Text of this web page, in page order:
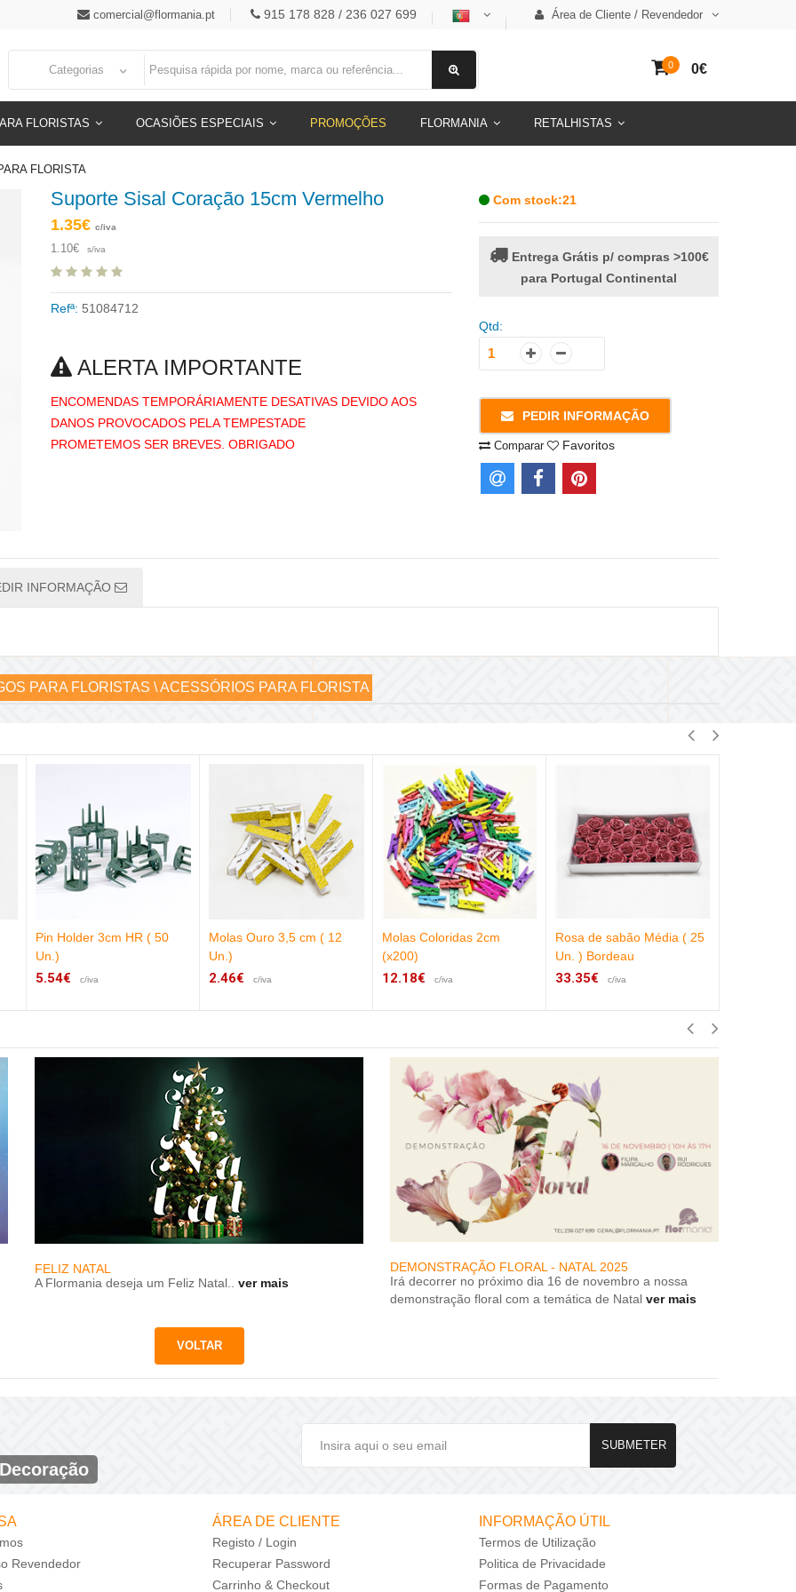
comercial@flormania.pt 915 178 828 / 236 027 699 Área de Cliente / Revendedor
Categorias
FLORISTAS OCASIÕES ESPECIAIS PROMOÇÕES FLORMANIA RETALHISTAS
0 0€
FLORISTA
Suporte Sisal Coração 15cm Vermelho
1.35€ c/iva
1.10€ s/iva
Refª: 51084712
ALERTA IMPORTANTE
ENCOMENDAS TEMPORÁRIAMENTE DESATIVAS DEVIDO AOS
DANOS PROVOCADOS PELA TEMPESTADE
PROMETEMOS SER BREVES. OBRIGADO
Com stock:21
Entrega Grátis p/ compras >100€
para Portugal Continental
Qtd:
PEDIR INFORMAÇÃO
Comparar Favoritos
INFORMAÇÃO
PARA FLORISTAS \ ACESSÓRIOS PARA FLORISTA
Pin Holder 3cm HR ( 50
Un.)
5.54€ c/iva
Molas Ouro 3,5 cm ( 12
Un.)
2.46€ c/iva
Molas Coloridas 2cm
(x200)
12.18€ c/iva
Rosa de sabão Média ( 25
Un. ) Bordeau
33.35€ c/iva
FELIZ NATAL
A Flormania deseja um Feliz Natal..
ver mais
DEMONSTRAÇÃO FLORAL - NATAL 2025
Irá decorrer no próximo dia 16 de novembro a nossa
demonstração floral com a temática de Natal ver mais
SUBMETER
Revendedor
ÁREA DE CLIENTE
Registo / Login
Recuperar Password
Carrinho & Checkout
INFORMAÇÃO ÚTIL
Termos de Utilização
Politica de Privacidade
Formas de Pagamento